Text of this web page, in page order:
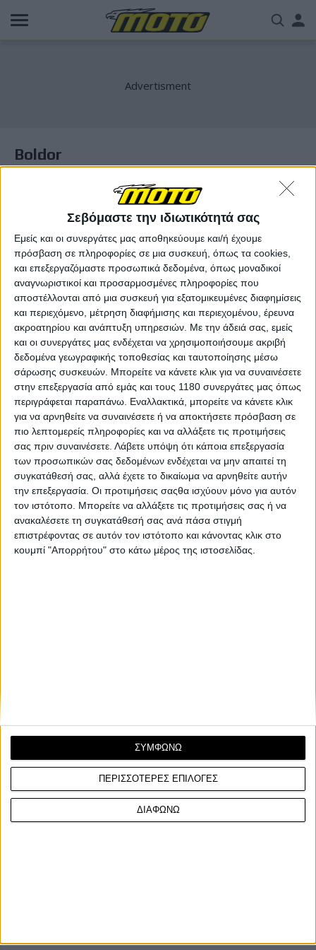
Σεβόμαστε την ιδιωτικότητά σας
Εμείς και οι συνεργάτες μας αποθηκεύουμε και/ή έχουμε
πρόσβαση σε πληροφορίες σε μια συσκευή, όπως τα cookies,
και επεξεργαζόμαστε προσωπικά δεδομένα, όπως μοναδικοί
αναγνωριστικοί και προσαρμοσμένες πληροφορίες που
αποστέλλονται από μια συσκευή για εξατομικευμένες διαφημίσεις
και περιεχόμενο, μέτρηση διαφήμισης και περιεχομένου, έρευνα
ακροατηρίου και ανάπτυξη υπηρεσιών. Με την άδειά σας, εμείς
και οι συνεργάτες μας ενδέχεται να χρησιμοποιήσουμε ακριβή
δεδομένα γεωγραφικής τοποθεσίας και ταυτοποίησης μέσω
σάρωσης συσκευών. Μπορείτε να κάνετε κλικ για να συναινέσετε
στην επεξεργασία από εμάς και τους 1180 συνεργάτες μας όπως
περιγράφεται παραπάνω. Εναλλακτικά, μπορείτε να κάνετε κλικ
για να αρνηθείτε να συναινέσετε ή να αποκτήσετε πρόσβαση σε
πιο λεπτομερείς πληροφορίες και να αλλάξετε τις προτιμήσεις
σας πριν συναινέσετε. Λάβετε υπόψη ότι κάποια επεξεργασία
των προσωπικών σας δεδομένων ενδέχεται να μην απαιτεί τη
συγκατάθεσή σας, αλλά έχετε το δικαίωμα να αρνηθείτε αυτήν
την επεξεργασία. Οι προτιμήσεις σαςθα ισχύουν μόνο για αυτόν
τον ιστότοπο. Μπορείτε να αλλάξετε τις προτιμήσεις σας ή να
ανακαλέσετε τη συγκατάθεσή σας ανά πάσα στιγμή
επιστρέφοντας σε αυτόν τον ιστότοπο και κάνοντας κλικ στο
κουμπί "Απορρήτου" στο κάτω μέρος της ιστοσελίδας.
ΠΕΡΙΣΣΟΤΕΡΕΣ ΕΠΙΛΟΓΕΣ
ΔΙΑΦΩΝΩ
ΣΥΜΦΩΝΩ
Παράκαμψη
προς
Boldor
Νέα Μοντέλα 3/11/2025
Honda CB1000F σε Bol d’Or 2 custom εκδοχή από την
ιαπωνική Plot [VIDEO]
Με την παρουσίαση του νέου CB1000F, η Honda έδωσε την
ευκαιρία σε βελτιωτές και οίκους αξεσουάρ της Ιαπωνίας να
παρουσιάσουν τις απόψεις τους πάνω στο customizing της
μοτοσυκλέτας, με στόχο το μεγαλύτ...
Νέα Μοντέλα
Honda CB1300 Final Edition - Το τέλος των
δεινοσαύρων [VIDEO]
Εδώ και πολλά χρόνια η Honda διατηρεί στην γκάμα της για
την ιαπωνική αγορά τους δεινοσαύρους CB1300...